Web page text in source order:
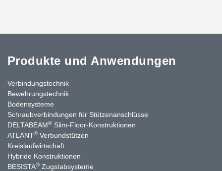
Produkte und Anwendungen
Verbindungstechnik
Bewehrungstechnik
Bodensysteme
Schraubverbindungen für Stützen­anschlüsse
DELTABEAM® Slim-Floor-Konstruktionen
ATLANT® Verbundstützen
Kreislaufwirtschaft
Hybride Konstruktionen
BESISTA® Zugstabsysteme